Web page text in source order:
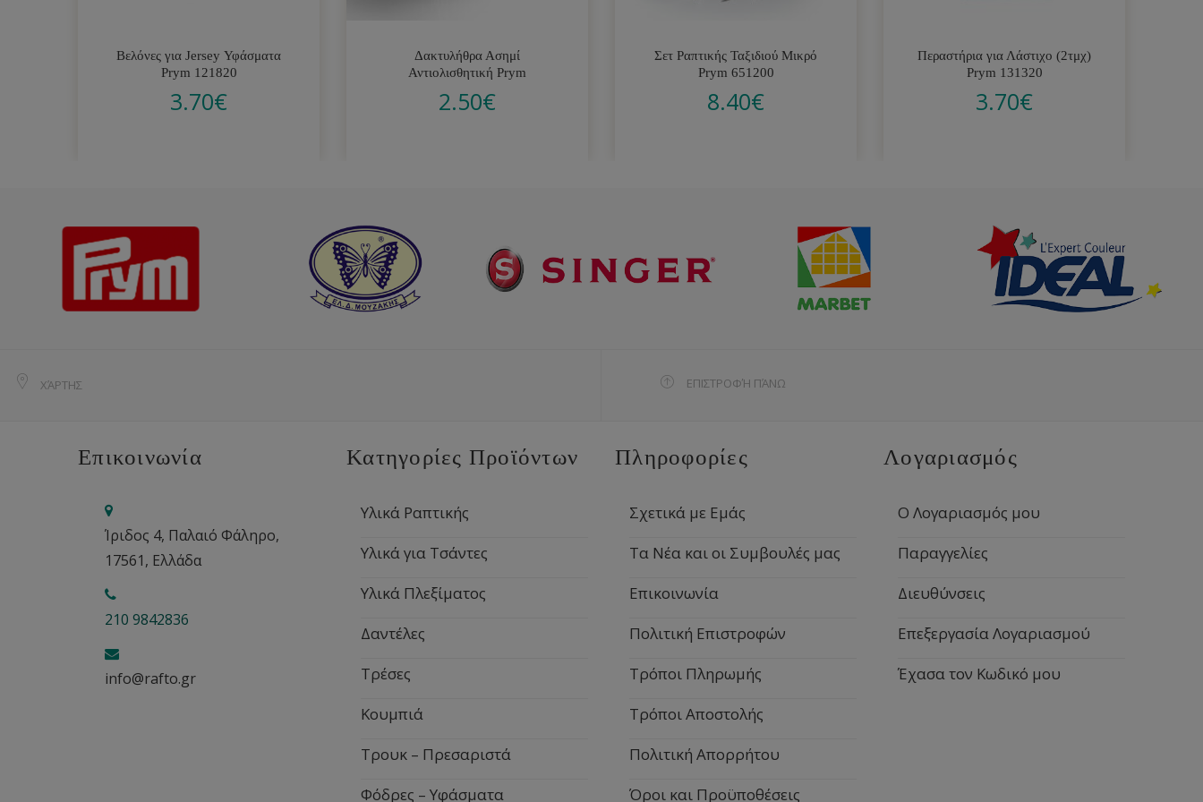
Βελόνες για Jersey Υφάσματα
Prym 121820
3.70€
Δακτυλήθρα Ασημί
Αντιολισθητική Prym
2.50€
Σετ Ραπτικής Ταξιδιού Μικρό
Prym 651200
8.40€
Περαστήρια για Λάστιχο (2τμχ)
Prym 131320
3.70€
ΧΆΡΤΗΣ ΕΠΙΣΤΡΟΦΉ ΠΆΝΩ
Επικοινωνία
Ίριδος 4, Παλαιό Φάληρο,
17561, Ελλάδα
210 9842836
info@rafto.gr
Κατηγορίες Προϊόντων
Υλικά Ραπτικής
Υλικά για Τσάντες
Υλικά Πλεξίματος
Δαντέλες
Τρέσες
Κουμπιά
Τρουκ – Πρεσαριστά
Φόδρες – Υφάσματα
Πληροφορίες
Σχετικά με Εμάς
Τα Νέα και οι Συμβουλές μας
Επικοινωνία
Πολιτική Επιστροφών
Τρόποι Πληρωμής
Τρόποι Αποστολής
Πολιτική Απορρήτου
Όροι και Προϋποθέσεις
Λογαριασμός
Ο Λογαριασμός μου
Παραγγελίες
Διευθύνσεις
Επεξεργασία Λογαριασμού
Έχασα τον Κωδικό μου